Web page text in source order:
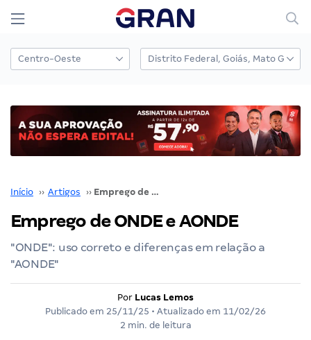
Início ›› Artigos ›› Emprego de ONDE e AONDE
Emprego de ONDE e AONDE
"ONDE": uso correto e diferenças em relação a
"AONDE"
Por Lucas Lemos
Publicado em 25/11/25 • Atualizado em 11/02/26
2 min. de leitura